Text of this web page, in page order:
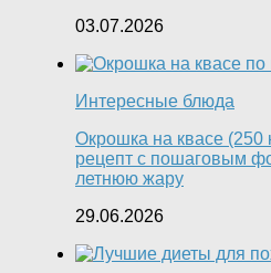
03.07.2026
Интересные блюда
Окрошка на квасе (250
рецепт с пошаговым
летнюю жару
29.06.2026